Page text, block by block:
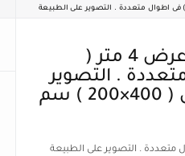
4 متر ( رصاصى ) فى اطوال متعددة . التصوير على الطبيعة
. التصوير
على الطبيعة . مقاس ( 400×200 ) سم